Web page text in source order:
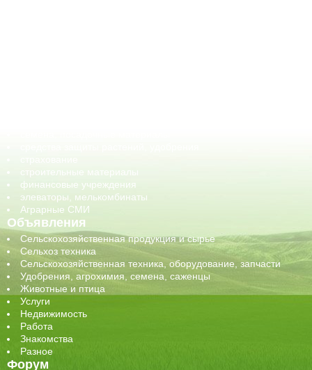
строительные материалы
финансовые учреждения
элеваторы, мелькомбинаты
Аграрные СМИ
Объявления
Сельскохозяйственная продукция и сырье
Сельхоз техника
Сельскохозяйственная техника, оборудование, запчасти
Удобрения, агрохимия, семена, саженцы
Животные и птица
Услуги
Недвижимость
Работа
Знакомства
Разное
Форум